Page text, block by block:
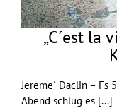
„C´est la
Jereme´ Daclin – Fs
Abend schlug es [...]